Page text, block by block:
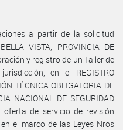
a partir de la solicitud
VISTA, PROVINCIA DE
y registro de un Taller de
en el REGISTRO
TÉCNICA OBLIGATORIA DE
NACIONAL DE SEGURIDAD
de servicio de revisión
el marco de las Leyes Nros